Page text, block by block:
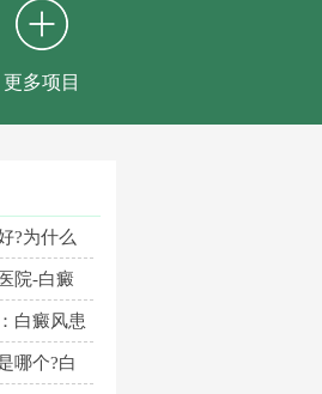
更多项目
?为什么
院-白癜
白癜风患
哪个?白